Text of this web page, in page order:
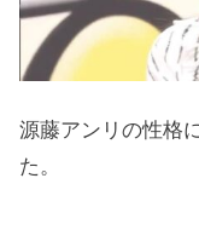
源藤アンリの性格
た。